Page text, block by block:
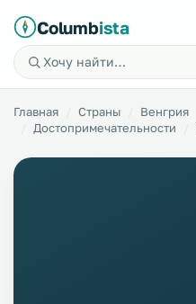
Columbista
Главная Страны Венгрия
Достопримечательности